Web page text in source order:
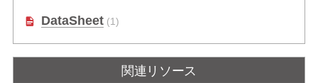
DataSheet(1)
関連リソース